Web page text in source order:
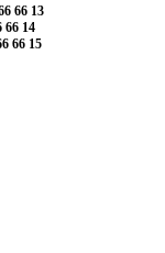
66 13
66 14
66 15